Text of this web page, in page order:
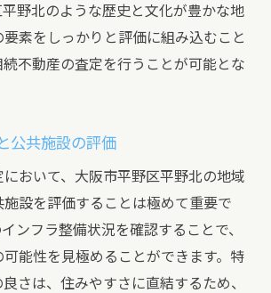
野北のような歴史と文化が豊かな地
素をしっかりと評価に組み込むこと
不動産の査定を行うことが可能とな
公共施設の評価
おいて、大阪市平野区平野北の地域
施設を評価することは極めて重要で
ンフラ整備状況を確認することで、
能性を見極めることができます。特
さは、住みやすさに直結するため、